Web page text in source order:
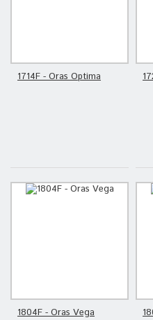
1714F - Oras Optima
1804F - Oras Vega